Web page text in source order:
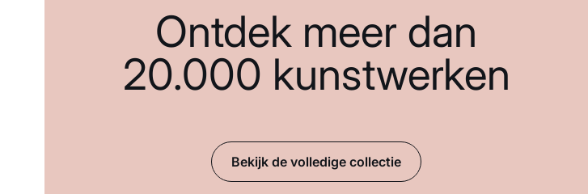
Ontdek meer dan
20.000 kunstwerken
Bekijk de volledige collectie